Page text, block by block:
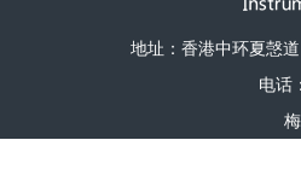
地址：香港中环夏愨
电话